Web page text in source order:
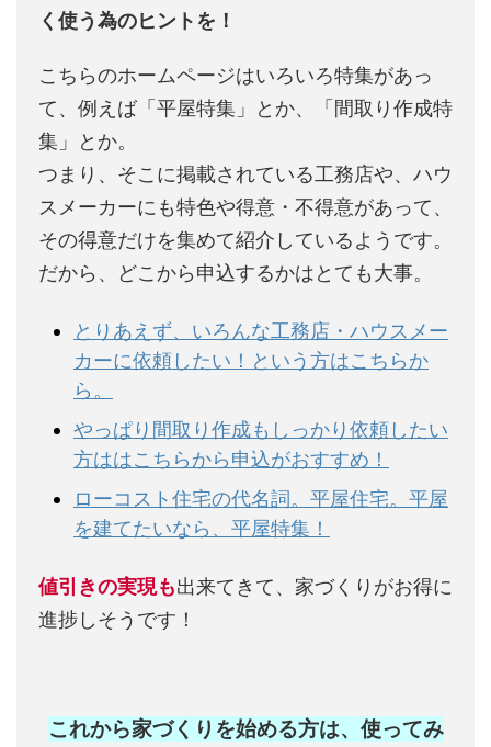
く使う為のヒントを！
こちらのホームページはいろいろ特集があっ
て、例えば「平屋特集」とか、「間取り作成特
集」とか。
つまり、そこに掲載されている工務店や、ハウ
スメーカーにも特色や得意・不得意があって、
その得意だけを集めて紹介しているようです。
だから、どこから申込するかはとても大事。
とりあえず、いろんな工務店・ハウスメー
カーに依頼したい！という方はこちらか
ら。
やっぱり間取り作成もしっかり依頼したい
方ははこちらから申込がおすすめ！
ローコスト住宅の代名詞。平屋住宅。平屋
を建てたいなら、平屋特集！
値引きの実現も出来てきて、家づくりがお得に
進捗しそうです！
これから家づくりを始める方は、使ってみ